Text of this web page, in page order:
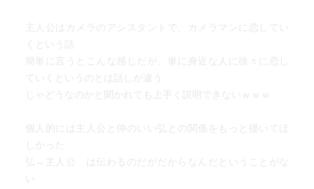
主人公はカメラのアシスタントで、カメラマンに恋してい
くという話
簡単に言うとこんな感じだが、単に身近な人に徐々に恋し
ていくというのとは話しが違う
じゃどうなのかと聞かれても上手く説明できないｗｗｗ
個人的には主人公と仲のいい弘との関係をもっと描いてほ
しかった
弘→主人公 は伝わるのだがだからなんだということがな
い